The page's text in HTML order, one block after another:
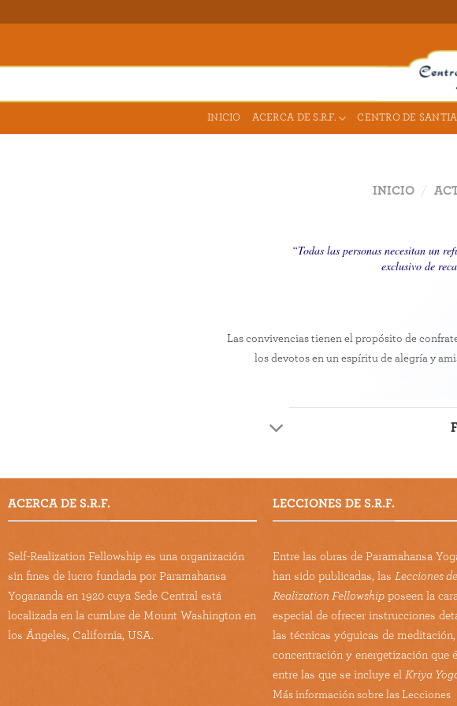
INICIO ACERCA DE S.R.F. CENTRO DE
INICIO /
“Todas las personas necesitan un
exclusivo de
Las convivencias tienen el propósito de
los devotos en un espíritu de alegría y
ACERCA DE S.R.F.
Self-Realization Fellowship es una organización
sin fines de lucro fundada por Paramahansa
Yogananda en 1920 cuya Sede Central está
localizada en la cumbre de Mount Washington en
los Ángeles, California, USA.
LECCIONES DE S.R.F.
Entre las obras de Paramahansa
han sido publicadas, las Lecciones
Realization Fellowship poseen la
especial de ofrecer instrucciones
las técnicas yóguicas de meditación,
concentración y energetización que
entre las que se incluye el Kriya
Más información sobre las Lecciones